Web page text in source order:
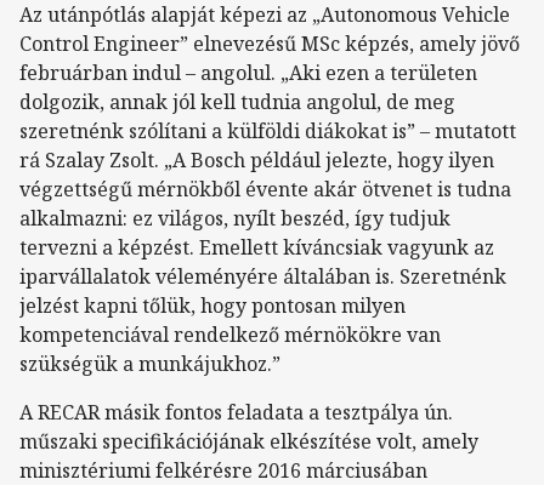
Az utánpótlás alapját képezi az „Autonomous Vehicle
Control Engineer” elnevezésű MSc képzés, amely jövő
februárban indul – angolul. „Aki ezen a területen
dolgozik, annak jól kell tudnia angolul, de meg
szeretnénk szólítani a külföldi diákokat is” – mutatott
rá Szalay Zsolt. „A Bosch például jelezte, hogy ilyen
végzettségű mérnökből évente akár ötvenet is tudna
alkalmazni: ez világos, nyílt beszéd, így tudjuk
tervezni a képzést. Emellett kíváncsiak vagyunk az
iparvállalatok véleményére általában is. Szeretnénk
jelzést kapni tőlük, hogy pontosan milyen
kompetenciával rendelkező mérnökökre van
szükségük a munkájukhoz.”
A RECAR másik fontos feladata a tesztpálya ún.
műszaki specifikációjának elkészítése volt, amely
minisztériumi felkérésre 2016 márciusában